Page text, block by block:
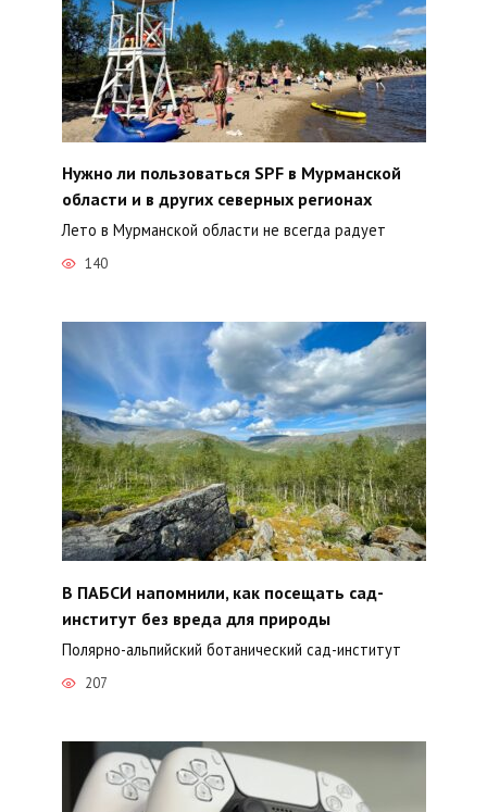
Нужно ли пользоваться SPF в Мурманской
области и в других северных регионах
Лето в Мурманской области не всегда радует
140
В ПАБСИ напомнили, как посещать сад-
институт без вреда для природы
Полярно-альпийский ботанический сад-институт
207